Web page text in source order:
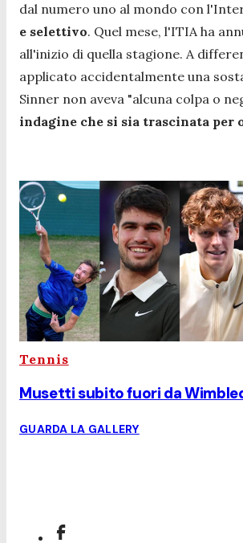
dal numero uno al mondo con
e selettivo. Quel mese, l'ITIA ha
all'inizio di quella stagione. A
applicato accidentalmente una
Sinner non aveva "alcuna colpa o
indagine che si sia trascinata per
Tennis
Musetti subito fuori da
GUARDA LA GALLERY